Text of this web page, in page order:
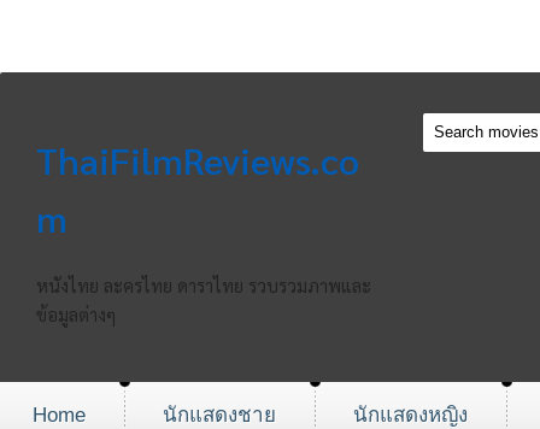
ThaiFilmReviews.co
m
หนังไทย ละครไทย ดาราไทย รวบรวมภาพและ
ข้อมูลต่างๆ
Home นักแสดงชาย นักแสดงหญิง